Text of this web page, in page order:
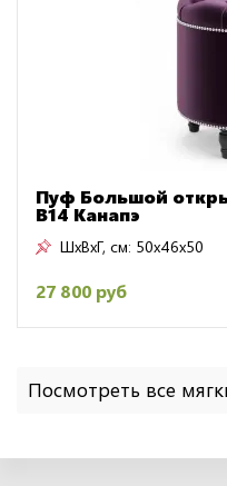
Пуф Большой
B14 Канапэ
ШxВxГ, см: 50x46x50
27 800 руб
Посмотреть все